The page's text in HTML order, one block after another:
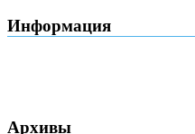
Информация
Архивы